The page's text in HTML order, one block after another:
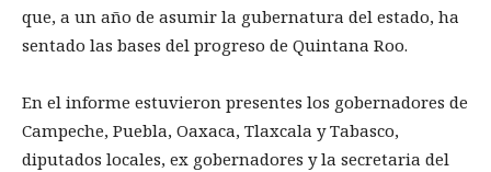
que, a un año de asumir la gubernatura del estado, ha
sentado las bases del progreso de Quintana Roo.
En el informe estuvieron presentes los gobernadores de
Campeche, Puebla, Oaxaca, Tlaxcala y Tabasco,
diputados locales, ex gobernadores y la secretaria del